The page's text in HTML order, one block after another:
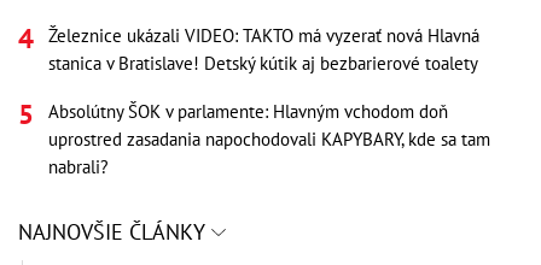
Železnice ukázali VIDEO: TAKTO má vyzerať nová Hlavná
stanica v Bratislave! Detský kútik aj bezbarierové toalety
Absolútny ŠOK v parlamente: Hlavným vchodom doň
uprostred zasadania napochodovali KAPYBARY, kde sa tam
nabrali?
NAJNOVŠIE ČLÁNKY